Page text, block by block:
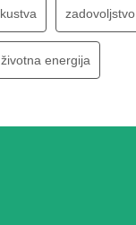
zadovoljstvo
životna energija